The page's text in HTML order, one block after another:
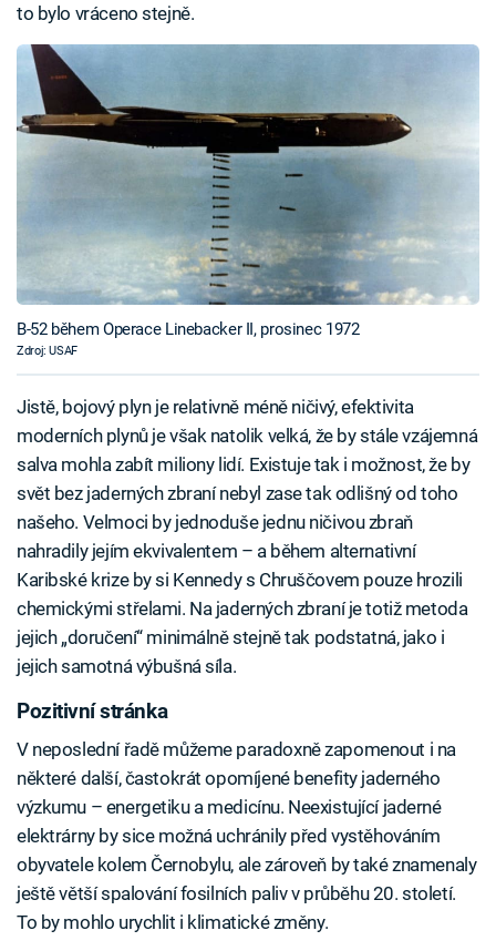
to bylo vráceno stejně.
B-52 během Operace Linebacker II, prosinec 1972
Zdroj: USAF
Jistě, bojový plyn je relativně méně ničivý, efektivita
moderních plynů je však natolik velká, že by stále vzájemná
salva mohla zabít miliony lidí. Existuje tak i možnost, že by
svět bez jaderných zbraní nebyl zase tak odlišný od toho
našeho. Velmoci by jednoduše jednu ničivou zbraň
nahradily jejím ekvivalentem – a během alternativní
Karibské krize by si Kennedy s Chruščovem pouze hrozili
chemickými střelami. Na jaderných zbraní je totiž metoda
jejich „doručení“ minimálně stejně tak podstatná, jako i
jejich samotná výbušná síla.
Pozitivní stránka
V neposlední řadě můžeme paradoxně zapomenout i na
některé další, častokrát opomíjené benefity jaderného
výzkumu – energetiku a medicínu. Neexistující jaderné
elektrárny by sice možná uchránily před vystěhováním
obyvatele kolem Černobylu, ale zároveň by také znamenaly
ještě větší spalování fosilních paliv v průběhu 20. století.
To by mohlo urychlit i klimatické změny.